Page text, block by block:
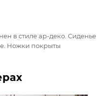
в стиле ар-деко. Сиденье
Ножки покрыты